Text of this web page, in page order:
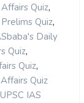
Quiz,
Quiz,
Daily
Quiz,
Quiz,
Quiz
UPSC IAS